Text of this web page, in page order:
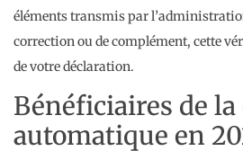
éléments transmis par
correction ou de complément, cette
de votre déclaration.
Bénéficiaires de
automatique en